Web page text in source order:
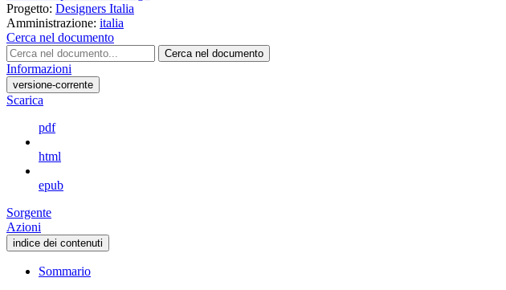
Progetto: Designers Italia
Amministrazione: italia
Cerca nel documento
Cerca nel documento
Informazioni
versione-corrente
Scarica
pdf
html
epub
Sorgente
Azioni
indice dei contenuti
Sommario